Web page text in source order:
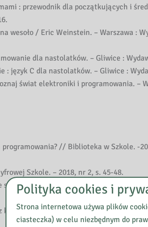
: przewodnik dla początkujących i
wesoło / Eric Weinstein. – Warszawa :
dla nastolatków. – Gliwice :
: język C dla nastolatków. – Gliwice :
świat elektroniki i programowania. –
// Biblioteka w Szkole. -
Szkole. – 2018, nr 2, s. 45-48.
szkolnej? Dlaczego nie! // Biblioteka w
kotem, wężem i amerykańską firmą // W
Polityka cookies i
Strona internetowa używa plików
ciasteczka) w celu niezbędnym do